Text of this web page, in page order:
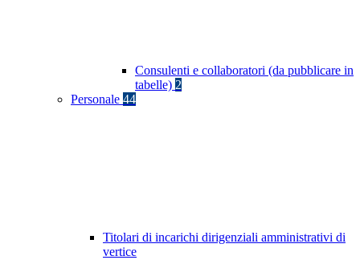
Consulenti e collaboratori (da pubblicare in
tabelle) 2
Personale 44
Titolari di incarichi dirigenziali amministrativi di
vertice